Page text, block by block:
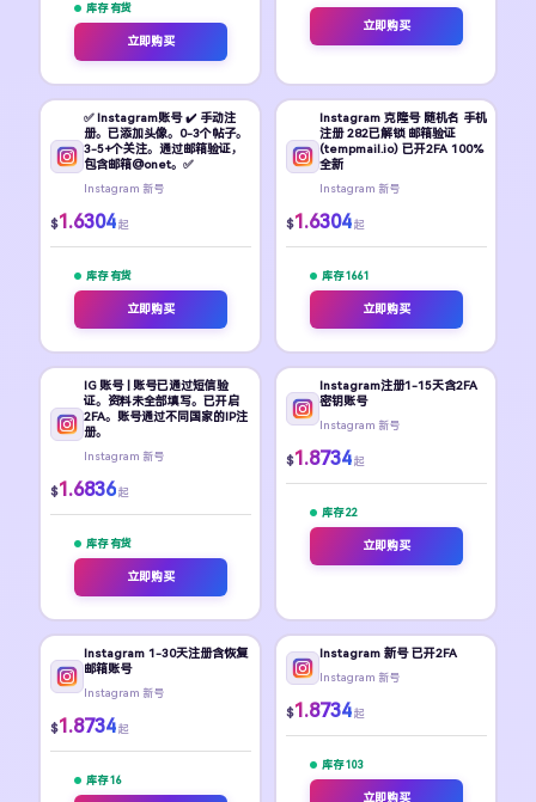
库存 有货
立即购买
立即购买
✅ Instagram账号 ✔️ 手动注
册。已添加头像。0-3个帖子。
3-5+个关注。通过邮箱验证，
包含邮箱@onet。✅
Instagram 新号
$1.6304 起
库存 有货
立即购买
Instagram 克隆号 随机名 手机
注册 282已解锁 邮箱验证
(tempmail.io) 已开2FA 100%
全新
Instagram 新号
$1.6304 起
库存 1661
立即购买
IG 账号 | 账号已通过短信验
证。资料未全部填写。已开启
2FA。账号通过不同国家的IP注
册。
Instagram 新号
$1.6836 起
库存 有货
立即购买
Instagram注册1-15天含2FA
密钥账号
Instagram 新号
$1.8734 起
库存 22
立即购买
Instagram 1-30天注册含恢复
邮箱账号
Instagram 新号
$1.8734 起
库存 16
Instagram 新号 已开2FA
Instagram 新号
$1.8734 起
库存 103
立即购买